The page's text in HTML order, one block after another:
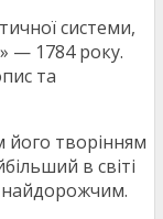
системи,
— 1784 року.
та
творінням
в світі
найдорожчим.